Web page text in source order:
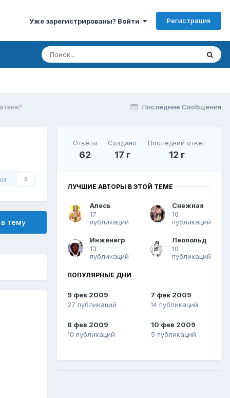
Уже зарегистрированы? Войти Регистрация
Последние Сообщения
0
тему
Ответы
62
Создано
17 г
Последний ответ
12 г
ЛУЧШИЕ АВТОРЫ В ЭТОЙ ТЕМЕ
Алесь
17
публикаций
Снежная
16
публикаций
Инженегр
13
публикаций
Леопольд
10
публикаций
ПОПУЛЯРНЫЕ ДНИ
9 фев 2009
27 публикаций
7 фев 2009
14 публикаций
8 фев 2009
10 публикаций
10 фев 2009
5 публикаций